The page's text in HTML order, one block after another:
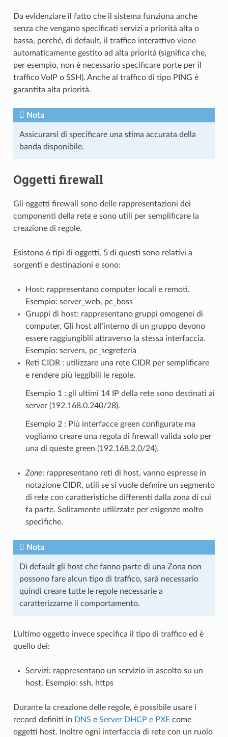
Da evidenziare il fatto che il sistema funziona anche
senza che vengano specificati servizi a priorità alta o
bassa, perché, di default, il traffico interattivo viene
automaticamente gestito ad alta priorità (significa che,
per esempio, non è necessario specificare porte per il
traffico VoIP o SSH). Anche al traffico di tipo PING è
garantita alta priorità.
Nota
Assicurarsi di specificare una stima accurata della
banda disponibile.
Oggetti firewall
Gli oggetti firewall sono delle rappresentazioni dei
componenti della rete e sono utili per semplificare la
creazione di regole.
Esistono 6 tipi di oggetti, 5 di questi sono relativi a
sorgenti e destinazioni e sono:
Host: rappresentano computer locali e remoti.
Esempio: server_web, pc_boss
Gruppi di host: rappresentano gruppi omogenei di
computer. Gli host all’interno di un gruppo devono
essere raggiungibili attraverso la stessa interfaccia.
Esempio: servers, pc_segreteria
Reti CIDR : utilizzare una rete CIDR per semplificare
e rendere più leggibili le regole.
Esempio 1 : gli ultimi 14 IP della rete sono destinati ai
server (192.168.0.240/28).
Esempio 2 : Più interfacce green configurate ma
vogliamo creare una regola di firewall valida solo per
una di queste green (192.168.2.0/24).
Zone: rappresentano reti di host, vanno espresse in
notazione CIDR, utili se si vuole definire un segmento
di rete con caratteristiche differenti dalla zona di cui
fa parte. Solitamente utilizzate per esigenze molto
specifiche.
Nota
Di default gli host che fanno parte di una Zona non
possono fare alcun tipo di traffico, sarà necessario
quindi creare tutte le regole necessarie a
caratterizzarne il comportamento.
L’ultimo oggetto invece specifica il tipo di traffico ed è
quello dei:
Servizi: rappresentano un servizio in ascolto su un
host. Esempio: ssh, https
Durante la creazione delle regole, è possibile usare i
record definiti in DNS e Server DHCP e PXEcome
oggetti host. Inoltre ogni interfaccia di rete con un ruolo